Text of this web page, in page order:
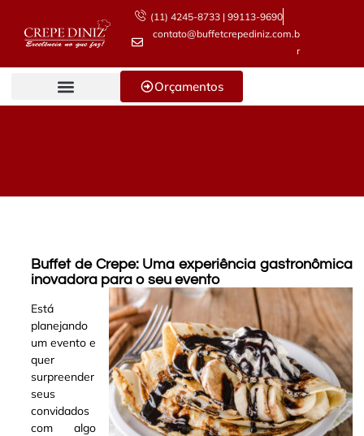
(11) 4245-8733 | 99113-9690
contato@buffetcrepediniz.com.b
r
Orçamentos
Buffet de Crepe: Uma experiência gastronômica
inovadora para o seu evento
Está
planejando
um evento e
quer
surpreender
seus
convidados
com algo